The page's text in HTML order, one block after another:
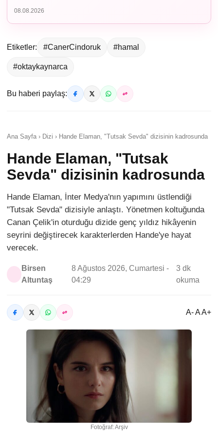
08.08.2026
Etiketler: #CanerCindoruk #hamal
#oktaykaynarca
Bu haberi paylaş:
Ana Sayfa › Dizi › Hande Elaman, "Tutsak Sevda" dizisinin kadrosunda
Hande Elaman, "Tutsak
Sevda" dizisinin kadrosunda
Hande Elaman, İnter Medya'nın yapımını üstlendiği
"Tutsak Sevda" dizisiyle anlaştı. Yönetmen koltuğunda
Canan Çelik'in oturduğu dizide genç yıldız hikâyenin
seyrini değiştirecek karakterlerden Hande'ye hayat
verecek.
Birsen
Altuntaş
8 Ağustos 2026, Cumartesi -
04:29
3 dk
okuma
A- A A+
Fotoğraf: Arşiv